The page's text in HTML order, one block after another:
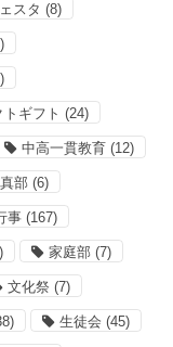
スタ (8)
トギフト (24)
中高一貫教育 (12)
部 (6)
事 (167)
家庭部 (7)
文化祭 (7)
生徒会 (45)